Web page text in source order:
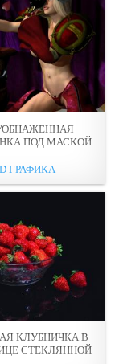
ПОД МАСКОЙ
ГРАФИКА
КЛУБНИЧКА В
СТЕКЛЯННОЙ